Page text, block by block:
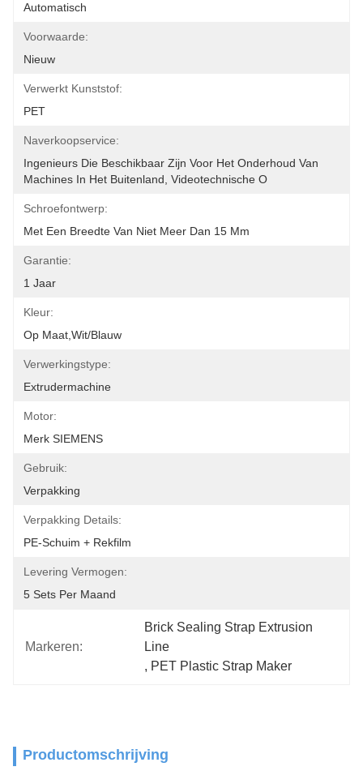
Automatisch
Voorwaarde:
Nieuw
Verwerkt Kunststof:
PET
Naverkoopservice:
Ingenieurs Die Beschikbaar Zijn Voor Het Onderhoud Van
Machines In Het Buitenland, Videotechnische O
Schroefontwerp:
Met Een Breedte Van Niet Meer Dan 15 Mm
Garantie:
1 Jaar
Kleur:
Op Maat,wit/blauw
Verwerkingstype:
Extrudermachine
Motor:
Merk SIEMENS
Gebruik:
Verpakking
Verpakking Details:
PE-Schuim + Rekfilm
Levering Vermogen:
5 Sets Per Maand
Markeren:
Brick Sealing Strap Extrusion
Line
, PET Plastic Strap Maker
Productomschrijving